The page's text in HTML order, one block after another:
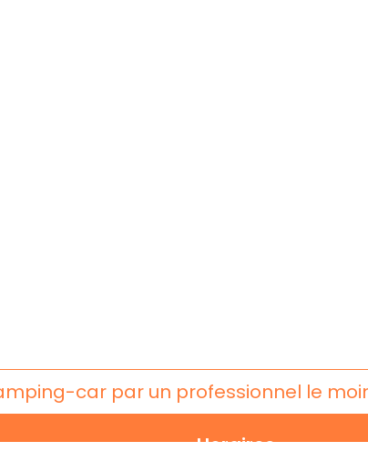
car par un professionnel le
Horaires: